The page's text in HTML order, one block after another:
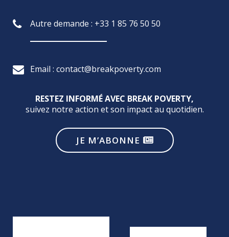
Autre demande : +33 1 85 76 50 50
Email : contact@breakpoverty.com
RESTEZ INFORMÉ AVEC BREAK POVERTY,
suivez notre action et son impact au quotidien.
JE M’ABONNE